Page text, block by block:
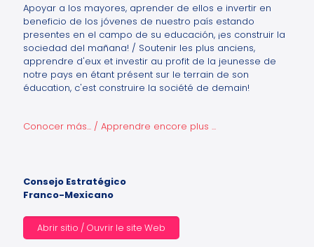
Apoyar a los mayores, aprender de ellos e invertir en
beneficio de los jóvenes de nuestro país estando
presentes en el campo de su educación, ¡es construir la
sociedad del mañana! / Soutenir les plus anciens,
apprendre d'eux et investir au profit de la jeunesse de
notre pays en étant présent sur le terrain de son
éducation, c'est construire la société de demain!
Conocer más... / Apprendre encore plus ...
Consejo Estratégico
Franco-Mexicano
Abrir sitio / Ouvrir le site Web